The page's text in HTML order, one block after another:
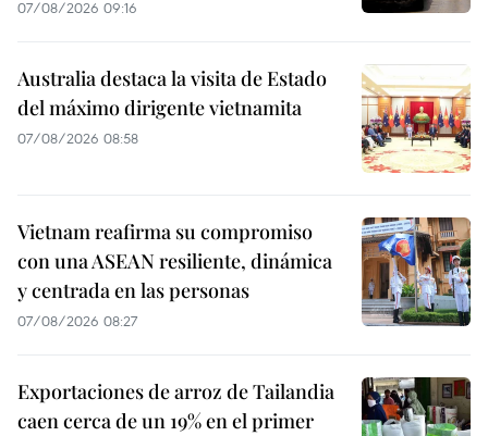
07/08/2026 09:16
Australia destaca la visita de Estado
del máximo dirigente vietnamita
07/08/2026 08:58
Vietnam reafirma su compromiso
con una ASEAN resiliente, dinámica
y centrada en las personas
07/08/2026 08:27
Exportaciones de arroz de Tailandia
caen cerca de un 19% en el primer